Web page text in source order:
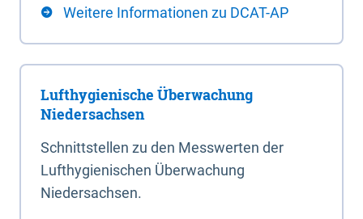
Weitere Informationen zu DCAT-AP
Lufthygienische Überwachung
Niedersachsen
Schnittstellen zu den Messwerten der
Lufthygienischen Überwachung
Niedersachsen.